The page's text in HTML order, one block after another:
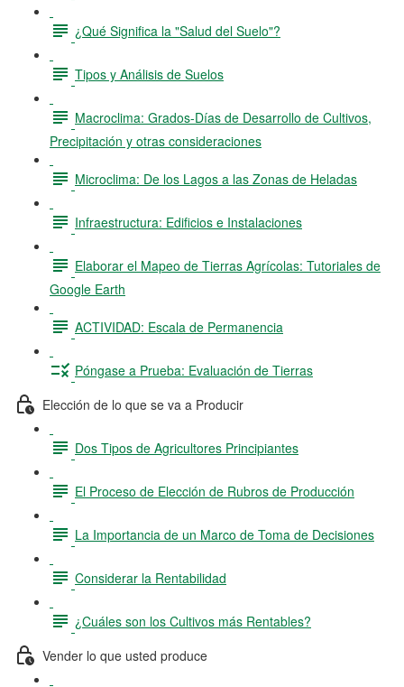
¿Qué Significa la "Salud del Suelo"?
Tipos y Análisis de Suelos
Macroclima: Grados-Días de Desarrollo de Cultivos,
Precipitación y otras consideraciones
Microclima: De los Lagos a las Zonas de Heladas
Infraestructura: Edificios e Instalaciones
Elaborar el Mapeo de Tierras Agrícolas: Tutoriales de
Google Earth
ACTIVIDAD: Escala de Permanencia
Póngase a Prueba: Evaluación de Tierras
Elección de lo que se va a Producir
Dos Tipos de Agricultores Principiantes
El Proceso de Elección de Rubros de Producción
La Importancia de un Marco de Toma de Decisiones
Considerar la Rentabilidad
¿Cuáles son los Cultivos más Rentables?
Vender lo que usted produce